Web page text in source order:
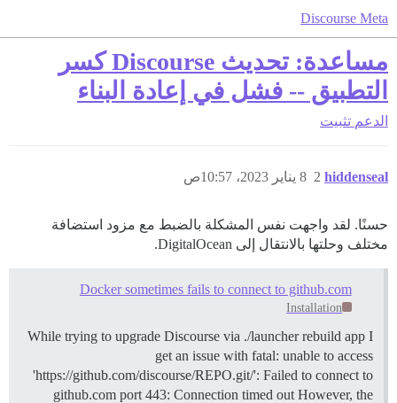
Discourse Meta
مساعدة: تحديث Discourse كسر
التطبيق -- فشل في إعادة البناء
الدعم تثبيت
hiddenseal 8 يناير 2023، 10:57ص 2
حسنًا. لقد واجهت نفس المشكلة بالضبط مع مزود استضافة
مختلف وحلتها بالانتقال إلى DigitalOcean.
Docker sometimes fails to connect to github.com
Installation
While trying to upgrade Discourse via ./launcher rebuild app I
get an issue with fatal: unable to access
'https://github.com/discourse/REPO.git/': Failed to connect to
github.com port 443: Connection timed out However, the